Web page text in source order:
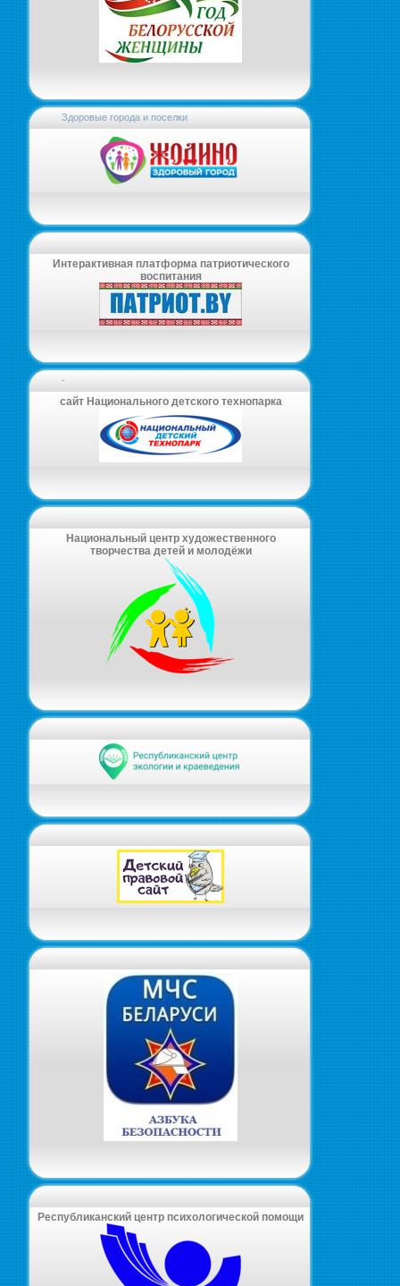
Здоровые города и поселки
Интерактивная платформа патриотического
воспитания
-
сайт Национального детского технопарка
Национальный центр художественного
творчества детей и молодёжи
Республиканский центр психологической помощи